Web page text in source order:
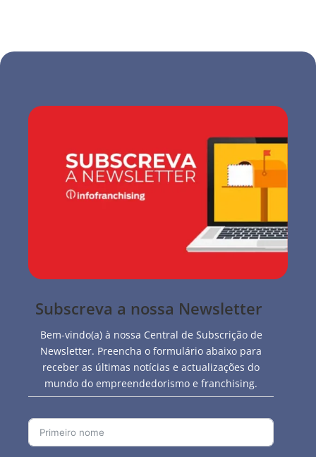
Subscreva a nossa Newsletter
Bem-vindo(a) à nossa Central de Subscrição de
Newsletter. Preencha o formulário abaixo para
receber as últimas notícias e actualizações do
mundo do empreendedorismo e franchising.